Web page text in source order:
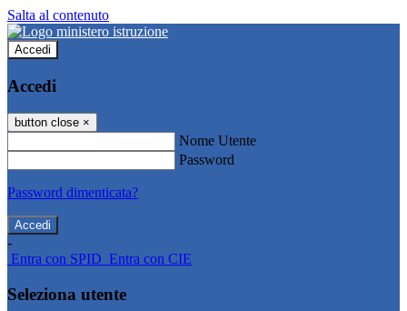
Salta al contenuto
Accedi
Accedi
button close ×
Nome Utente
Password
Password dimenticata?
-
Entra con SPID Entra con CIE
Seleziona utente